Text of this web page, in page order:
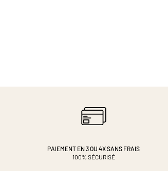
PAIEMENT EN 3 OU 4XSANS FRAIS
100% SÉCURISÉ